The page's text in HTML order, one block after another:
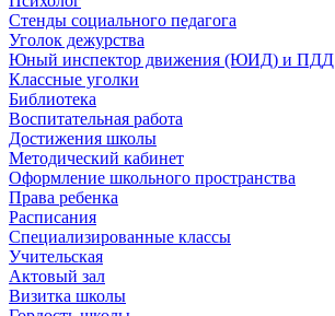
Стенды социального педагога
Уголок дежурства
Юный инспектор движения (ЮИД) и ПДД
Классные уголки
Библиотека
Воспитательная работа
Достижения школы
Методический кабинет
Оформление школьного пространства
Права ребенка
Расписания
Специализированные классы
Учительская
Актовый зал
Визитка школы